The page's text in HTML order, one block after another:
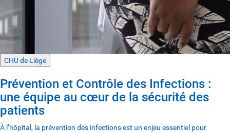
CHU de Liège
Prévention et Contrôle des Infections :
une équipe au cœur de la sécurité des
patients
À l’hôpital, la prévention des infections est un enjeu essentiel pour